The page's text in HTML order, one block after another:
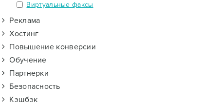
Виртуальные факсы
Реклама
Хостинг
Повышение конверсии
Обучение
Партнерки
Безопасность
Кэшбэк